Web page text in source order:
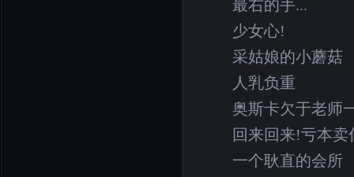
最右的手...
少女心!
采姑娘的小蘑菇
人乳负重
奥斯卡欠于老师
回来回来!亏本卖
一个耿直的会所